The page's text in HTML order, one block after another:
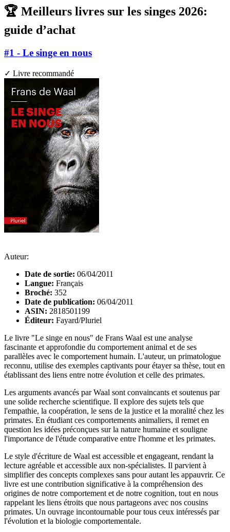
🏆 Meilleurs livres sur les singes 2026:
guide d’achat
#1 - Le singe en nous
✓ Livre recommandé
Auteur:
Date de sortie: 06/04/2011
Langue: Français
Broché: 352
Date de publication: 06/04/2011
ASIN: 2818501199
Éditeur: Fayard/Pluriel
Le livre "Le singe en nous" de Frans Waal est une analyse
fascinante et approfondie du comportement animal et de ses
parallèles avec le comportement humain. L'auteur, un primatologue
reconnu, utilise des exemples captivants pour étayer sa thèse, tout en
établissant des liens entre notre évolution et celle des primates.
Les arguments avancés par Waal sont convaincants et soutenus par
une solide recherche scientifique. Il explore des sujets tels que
l'empathie, la coopération, le sens de la justice et la moralité chez les
primates. En étudiant ces comportements animaliers, il remet en
question les idées préconçues sur la nature humaine et souligne
l'importance de l'étude comparative entre l'homme et les primates.
Le style d'écriture de Waal est accessible et engageant, rendant la
lecture agréable et accessible aux non-spécialistes. Il parvient à
simplifier des concepts complexes sans pour autant les appauvrir. Ce
livre est une contribution significative à la compréhension des
origines de notre comportement et de notre cognition, tout en nous
rappelant les liens étroits que nous partageons avec nos cousins
primates. Un ouvrage incontournable pour tous ceux intéressés par
l'évolution et la biologie comportementale.